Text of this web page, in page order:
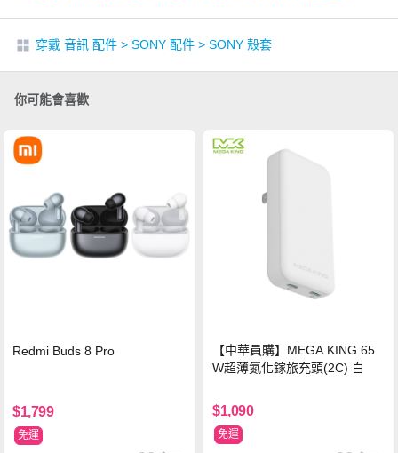
穿戴 音訊 配件 > SONY 配件 > SONY 殼套
你可能會喜歡
Redmi Buds 8 Pro
$1,799
免運
【中華員購】MEGA KING 65
W超薄氮化鎵旅充頭(2C) 白
$1,090
免運